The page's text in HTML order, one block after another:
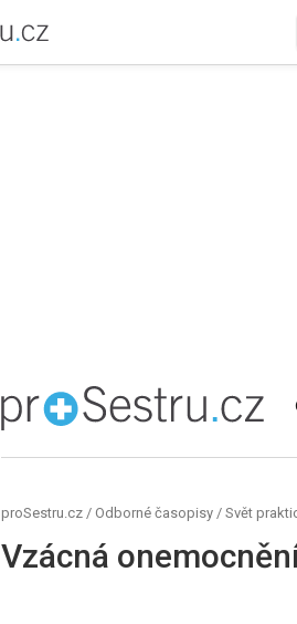
proLékaře.cz
proSestru.cz / Odborné časopisy / Svět
Vzácná